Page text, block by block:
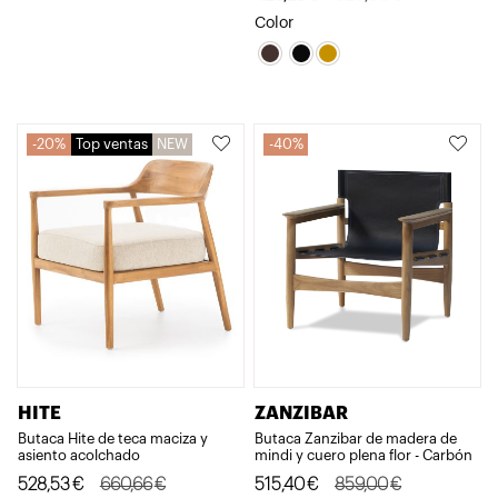
precio
original
precio
actual
Color
20% Top ventas NEW
HITE
Butaca Hite de teca maciza y
asiento acolchado
660,66€
El
528,53€
El
40%
ZANZIBAR
Butaca Zanzibar de madera de
mindi y cuero plena flor - Carbón
859,00€
El
515,40€
El